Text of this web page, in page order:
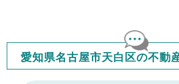
ますが、お借り入れの際に各金融機関にご
会員マイページで
修繕費・管理費の計算も
愛知県名古屋市天白区の不動